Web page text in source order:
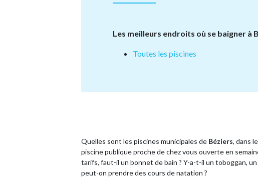
Les meilleurs endroits où se baigner à
Toutes les piscines
Quelles sont les piscines municipales de Béziers, dans
piscine publique proche de chez vous ouverte en
tarifs, faut-il un bonnet de bain ? Y-a-t-il un toboggan, un
peut-on prendre des cours de natation ?